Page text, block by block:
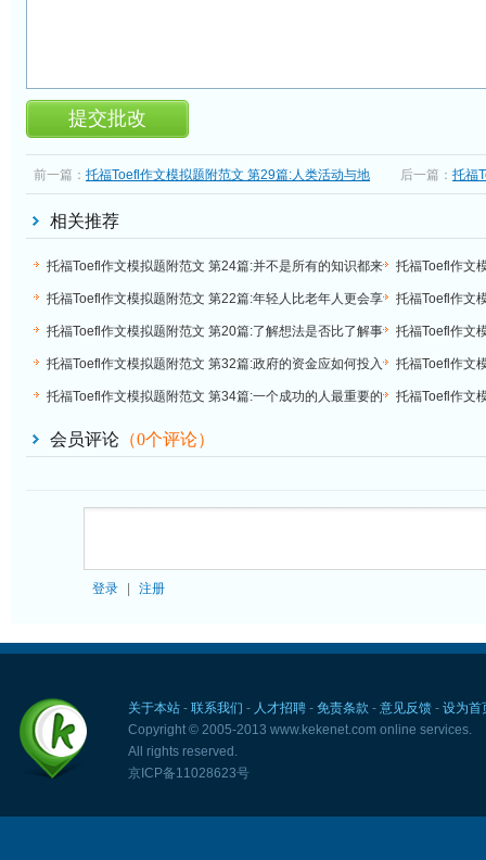
前一篇： 托福Toefl作文模拟题附范文 第29篇:人类活动与地
后一篇： 托福
相关推荐
托福Toefl作文模拟题附范文 第24篇:并不是所有的知识都来
源于课本
托福Toefl作文
工作是不现实
托福Toefl作文模拟题附范文 第22篇:年轻人比老年人更会享
受生活
托福Toefl作文
有纸质书
托福Toefl作文模拟题附范文 第20篇:了解想法是否比了解事
实真相更重要
托福Toefl作文
电影你更喜欢
托福Toefl作文模拟题附范文 第32篇:政府的资金应如何投入
使用
托福Toefl作文
估老师
托福Toefl作文模拟题附范文 第34篇:一个成功的人最重要的
托福Toefl作文
会员评论 （0个评论）
登录 注册
关于本站- 联系我们 - 人才招聘- 免责条款 - 意见反馈- 设为首
Copyright © 2005-2013 www.kekenet.com online services.
All rights reserved.
京ICP备11028623号